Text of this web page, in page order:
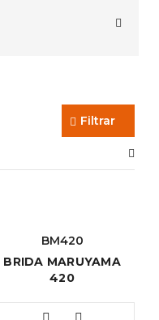
Filtrar
BM420
BRIDA MARUYAMA
420